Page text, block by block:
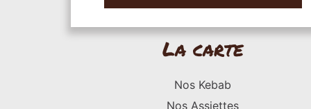
La carte
Nos Kebab
Nos Assiettes